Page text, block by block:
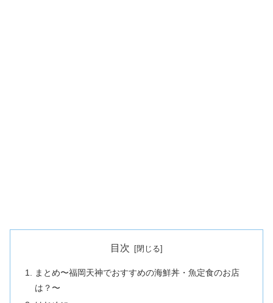
目次
まとめ〜福岡天神でおすすめの海鮮丼・魚定食のお店
は？〜